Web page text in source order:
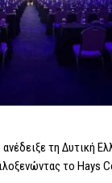
τη Δυτική
το Hays